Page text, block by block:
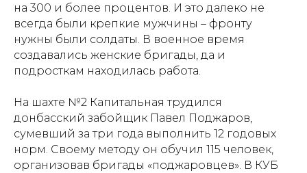
на 300 и более процентов. И это далеко не
всегда были крепкие мужчины – фронту
нужны были солдаты. В военное время
создавались женские бригады, да и
подросткам находилась работа.
На шахте №2 Капитальная трудился
донбасский забойщик Павел Поджаров,
сумевший за три года выполнить 12 годовых
норм. Своему методу он обучил 115 человек,
организовав бригады «поджаровцев». В КУБ